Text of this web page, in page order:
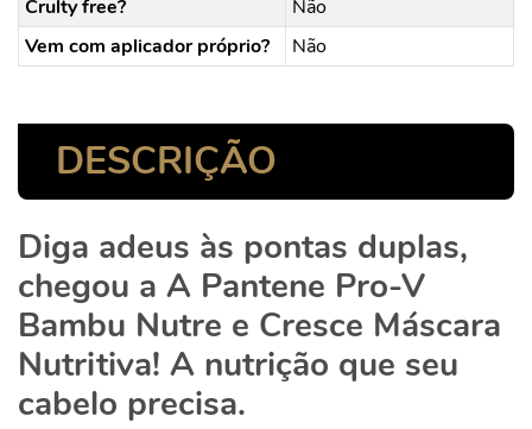
Crulty free?
Não
Vem com aplicador próprio?
Não
DESCRIÇÃO
Diga adeus às pontas duplas,
chegou a A Pantene Pro-V
Bambu Nutre e Cresce Máscara
Nutritiva! A nutrição que seu
cabelo precisa.